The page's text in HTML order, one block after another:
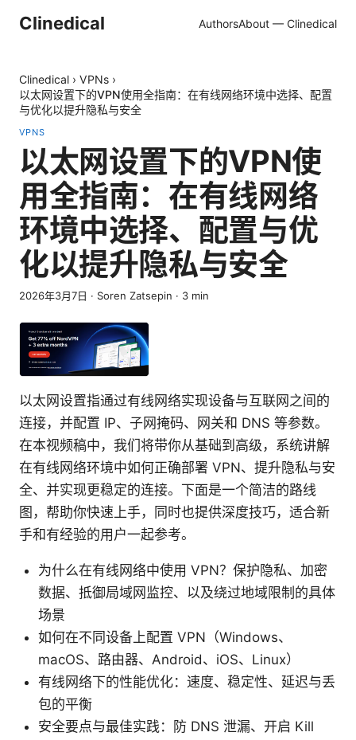
Clinedical AuthorsAbout — Clinedical
Clinedical › VPNs ›
以太网设置下的VPN使用全指南：在有线网络环境中选择、配置
与优化以提升隐私与安全
VPNS
以太网设置下的VPN使
用全指南：在有线网络
环境中选择、配置与优
化以提升隐私与安全
2026年3月7日 · Soren Zatsepin · 3 min
以太网设置指通过有线网络实现设备与互联网之间的
连接，并配置 IP、子网掩码、网关和 DNS 等参数。
在本视频稿中，我们将带你从基础到高级，系统讲解
在有线网络环境中如何正确部署 VPN、提升隐私与安
全、并实现更稳定的连接。下面是一个简洁的路线
图，帮助你快速上手，同时也提供深度技巧，适合新
手和有经验的用户一起参考。
为什么在有线网络中使用 VPN？保护隐私、加密
数据、抵御局域网监控、以及绕过地域限制的具体
场景
如何在不同设备上配置 VPN（Windows、
macOS、路由器、Android、iOS、Linux）
有线网络下的性能优化：速度、稳定性、延迟与丢
包的平衡
安全要点与最佳实践：防 DNS 泄漏、开启 Kill